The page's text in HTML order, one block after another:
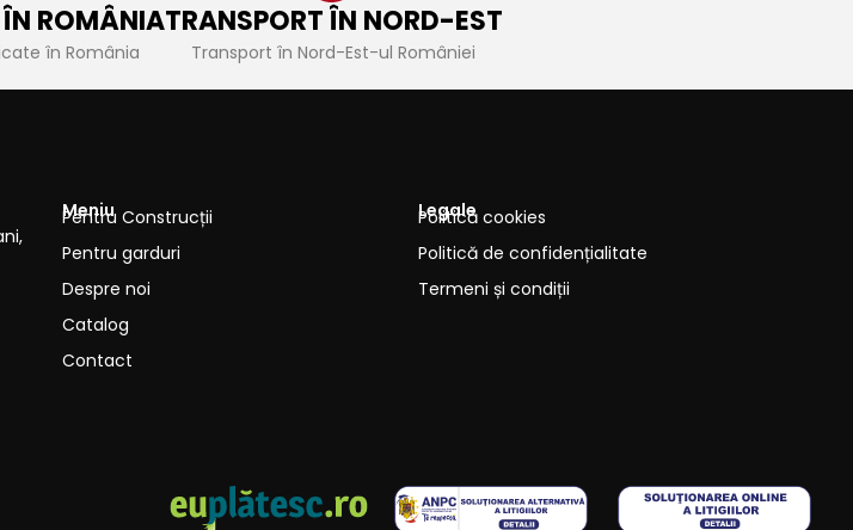
ROMÂNIA
în România
TRANSPORT ÎN NORD-EST
Transport în Nord-Est-ul României
Meniu
Pentru Construcții
Pentru garduri
Despre noi
Catalog
Contact
Legale
Politică cookies
Politică de confidențialitate
Termeni și condiții